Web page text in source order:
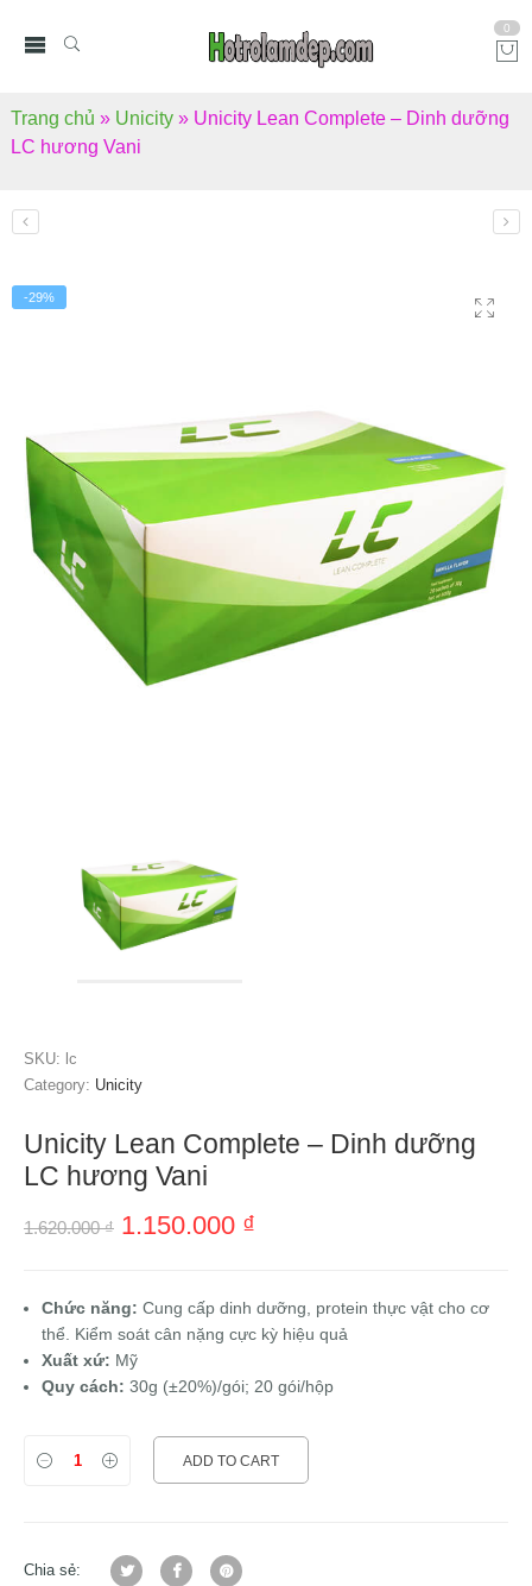
0
Trang chủ » Unicity » Unicity Lean Complete – Dinh dưỡng
LC hương Vani
-29%
SKU: lc
Category: Unicity
Unicity Lean Complete – Dinh dưỡng
LC hương Vani
1.620.000₫ 1.150.000 ₫
Chức năng: Cung cấp dinh dưỡng, protein thực vật cho cơ
thể. Kiểm soát cân nặng cực kỳ hiệu quả
Xuất xứ: Mỹ
Quy cách: 30g (±20%)/gói; 20 gói/hộp
ADD TO CART
Chia sẻ: